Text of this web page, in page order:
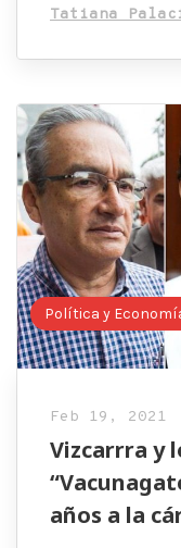
Tatiana
Política y
Feb 19, 2021
Vizcarrra y
años a la